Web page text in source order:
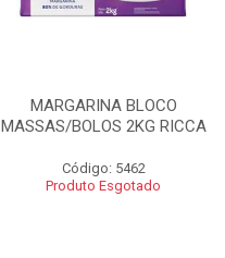
MARGARINA BLOCO
MASSAS/BOLOS 2KG RICCA
Código: 5462
Produto Esgotado